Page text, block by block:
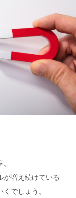
が増え続けている
でしょう。